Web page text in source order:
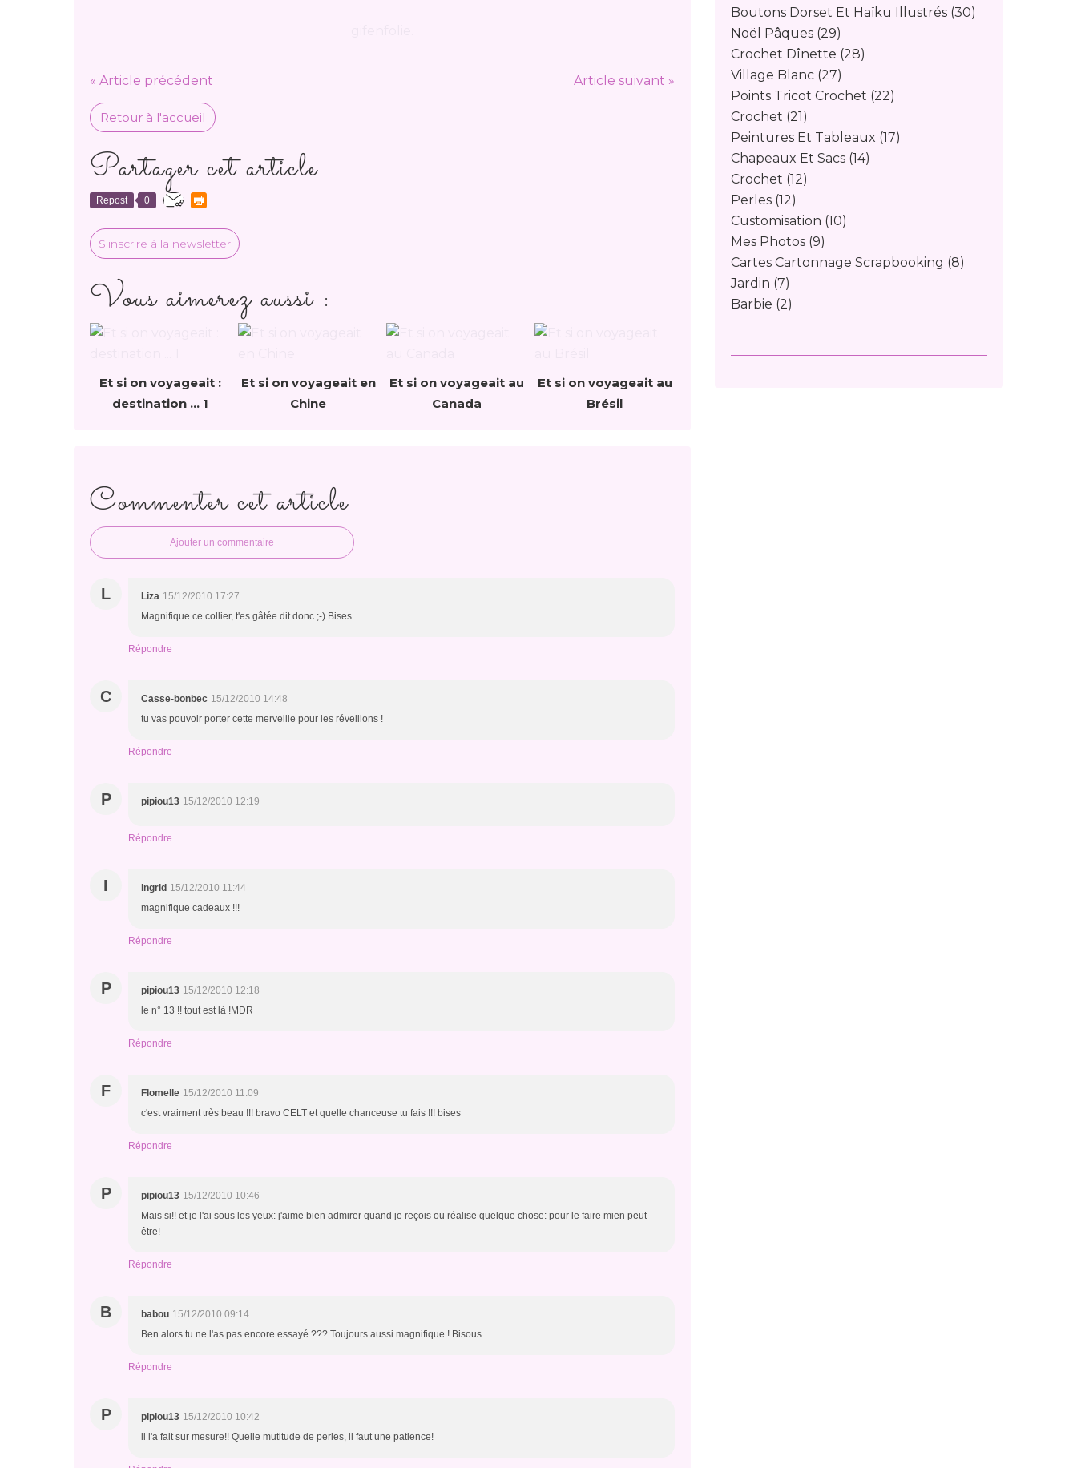
« Article précédent Article suivant »
Retour à l'accueil
Partager cet article
Repost 0
S'inscrire à la newsletter
Vous aimerez aussi :
Et si on voyageait :
destination ... 1
Et si on voyageait en
Chine
Et si on voyageait au
Canada
Et si on voyageait au
Brésil
Commenter cet article
Ajouter un commentaire
L Liza 15/12/2010 17:27
Magnifique ce collier, t'es gâtée dit donc ;-) Bises
Répondre
C Casse-bonbec 15/12/2010 14:48
tu vas pouvoir porter cette merveille pour les réveillons !
Répondre
P pipiou13 15/12/2010 12:19
Répondre
I ingrid 15/12/2010 11:44
magnifique cadeaux !!!
Répondre
P pipiou13 15/12/2010 12:18
le n° 13 !! tout est là !MDR
Répondre
F Flomelle 15/12/2010 11:09
c'est vraiment très beau !!! bravo CELT et quelle chanceuse tu fais !!! bises
Répondre
P pipiou13 15/12/2010 10:46
Mais si!! et je l'ai sous les yeux: j'aime bien admirer quand je reçois ou réalise quelque chose: pour le faire mien peut-
être!
Répondre
B babou 15/12/2010 09:14
Ben alors tu ne l'as pas encore essayé ??? Toujours aussi magnifique ! Bisous
Répondre
P pipiou13 15/12/2010 10:42
il l'a fait sur mesure!! Quelle mutitude de perles, il faut une patience!
Boutons Dorset Et Haïku Illustrés (30)
Noël Pâques (29)
Crochet Dînette (28)
Village Blanc (27)
Points Tricot Crochet (22)
Crochet (21)
Peintures Et Tableaux (17)
Chapeaux Et Sacs (14)
Crochet (12)
Perles (12)
Customisation (10)
Mes Photos (9)
Cartes Cartonnage Scrapbooking (8)
Jardin (7)
Barbie (2)